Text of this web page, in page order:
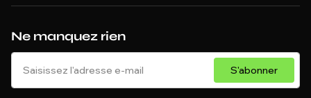
Ne manquez rien
S'abonner